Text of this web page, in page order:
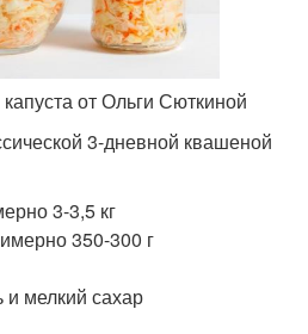
от Ольги Сюткиной
3-дневной квашеной
3-3,5 кг
350-300 г
мелкий сахар